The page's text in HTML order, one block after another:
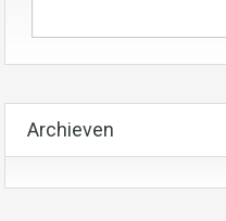
Archieven